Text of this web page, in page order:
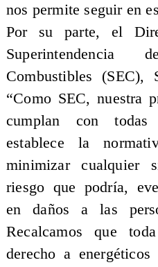
nos permite seguir en
Por su parte, el
Combustibles (SEC),
“Como SEC, nuestra
cumplan con
establece la
minimizar cualquier
riesgo que podría,
en daños a las
Recalcamos que
derecho a